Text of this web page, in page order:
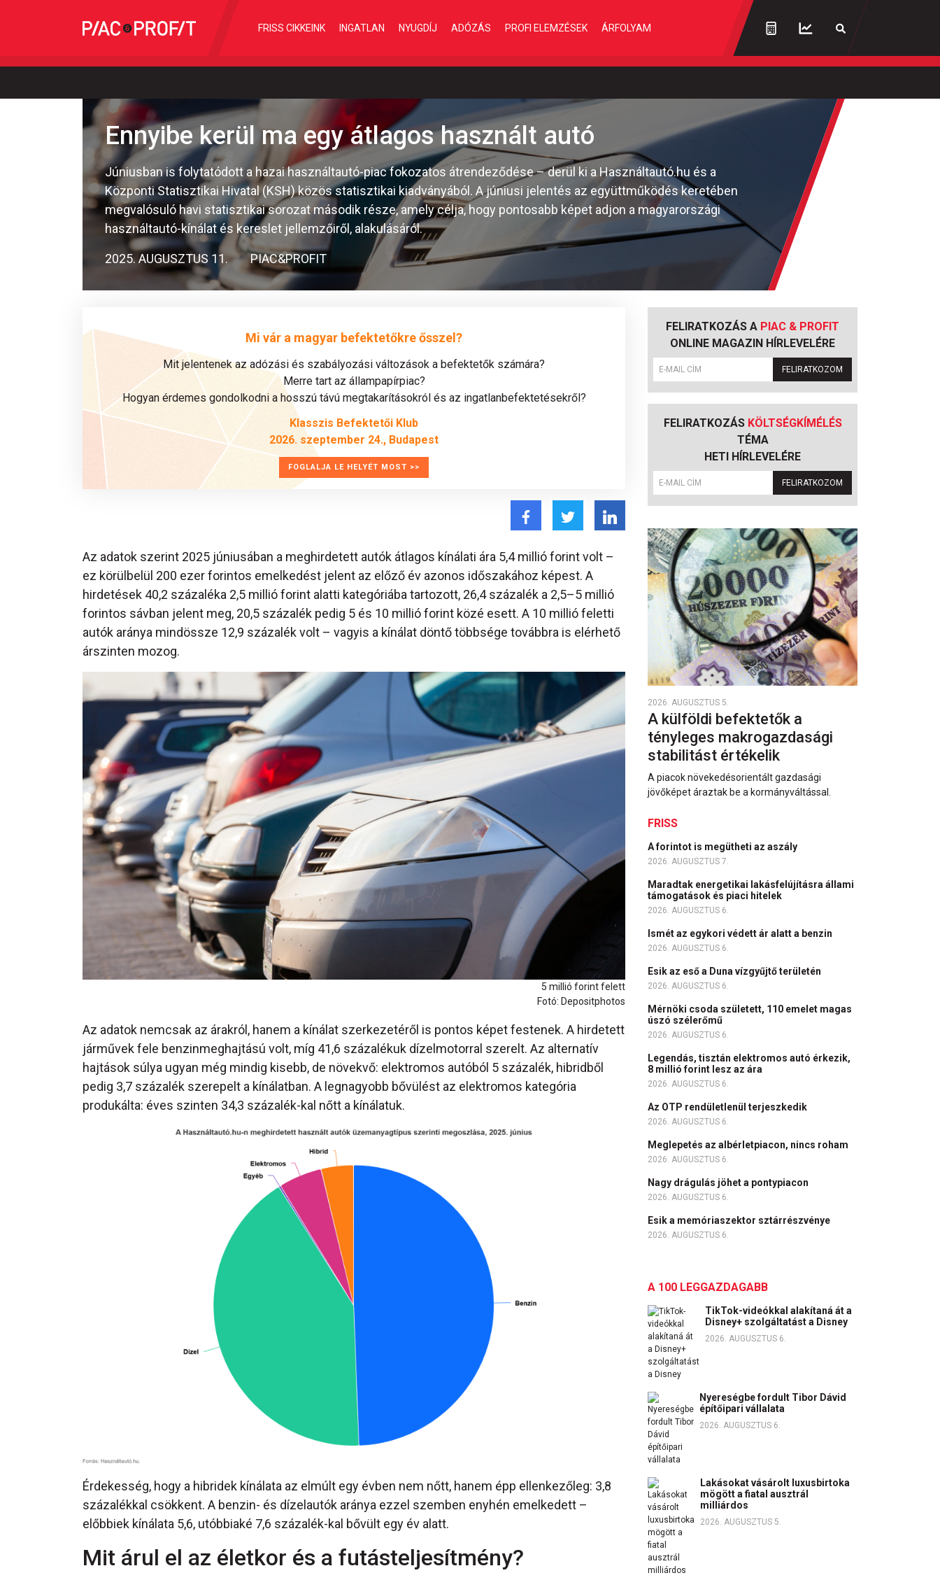
FRISS CIKKEINK INGATLAN NYUGDÍJ ADÓZÁS PROFI ELEMZÉSEK ÁRFOLYAM
Ennyibe kerül ma egy átlagos használt autó
Júniusban is folytatódott a hazai használtautó-piac fokozatos átrendeződése – derül ki a Használtautó.hu és a
Központi Statisztikai Hivatal (KSH) közös statisztikai kiadványából. A júniusi jelentés az együttműködés keretében
megvalósuló havi statisztikai sorozat második része, amely célja, hogy pontosabb képet adjon a magyarországi
használtautó-kínálat és kereslet jellemzőiről, alakulásáról.
2025. AUGUSZTUS 11. PIAC&PROFIT
Mi vár a magyar befektetőkre ősszel?
Mit jelentenek az adózási és szabályozási változások a befektetők számára?
Merre tart az állampapírpiac?
Hogyan érdemes gondolkodni a hosszú távú megtakarításokról és az ingatlanbefektetésekről?
Klasszis Befektetői Klub
2026. szeptember 24., Budapest
FOGLALJA LE HELYÉT MOST >>
Az adatok szerint 2025 júniusában a meghirdetett autók átlagos kínálati ára 5,4 millió forint volt –
ez körülbelül 200 ezer forintos emelkedést jelent az előző év azonos időszakához képest. A
hirdetések 40,2 százaléka 2,5 millió forint alatti kategóriába tartozott, 26,4 százalék a 2,5–5 millió
forintos sávban jelent meg, 20,5 százalék pedig 5 és 10 millió forint közé esett. A 10 millió feletti
autók aránya mindössze 12,9 százalék volt – vagyis a kínálat döntő többsége továbbra is elérhető
árszinten mozog.
5 millió forint felett
Fotó: Depositphotos
Az adatok nemcsak az árakról, hanem a kínálat szerkezetéről is pontos képet festenek. A hirdetett
járművek fele benzinmeghajtású volt, míg 41,6 százalékuk dízelmotorral szerelt. Az alternatív
hajtások súlya ugyan még mindig kisebb, de növekvő: elektromos autóból 5 százalék, hibridből
pedig 3,7 százalék szerepelt a kínálatban. A legnagyobb bővülést az elektromos kategória
produkálta: éves szinten 34,3 százalék-kal nőtt a kínálatuk.
Érdekesség, hogy a hibridek kínálata az elmúlt egy évben nem nőtt, hanem épp ellenkezőleg: 3,8
százalékkal csökkent. A benzin- és dízelautók aránya ezzel szemben enyhén emelkedett –
előbbiek kínálata 5,6, utóbbiaké 7,6 százalék-kal bővült egy év alatt.
Mit árul el az életkor és a futásteljesítmény?
FELIRATKOZÁS A PIAC & PROFIT
ONLINE MAGAZIN HÍRLEVELÉRE
FELIRATKOZOM
FELIRATKOZÁS KÖLTSÉGKÍMÉLÉS
TÉMA
HETI HÍRLEVELÉRE
FELIRATKOZOM
2026. AUGUSZTUS 5.
A külföldi befektetők a
tényleges makrogazdasági
stabilitást értékelik
A piacok növekedésorientált gazdasági
jövőképet áraztak be a kormányváltással.
FRISS
A forintot is megütheti az aszály
2026. AUGUSZTUS 7.
Maradtak energetikai lakásfelújításra állami
támogatások és piaci hitelek
2026. AUGUSZTUS 6.
Ismét az egykori védett ár alatt a benzin
2026. AUGUSZTUS 6.
Esik az eső a Duna vízgyűjtő területén
2026. AUGUSZTUS 6.
Mérnöki csoda született, 110 emelet magas
úszó szélerőmű
2026. AUGUSZTUS 6.
Legendás, tisztán elektromos autó érkezik,
8 millió forint lesz az ára
2026. AUGUSZTUS 6.
Az OTP rendületlenül terjeszkedik
2026. AUGUSZTUS 6.
Meglepetés az albérletpiacon, nincs roham
2026. AUGUSZTUS 6.
Nagy drágulás jöhet a pontypiacon
2026. AUGUSZTUS 6.
Esik a memóriaszektor sztárrészvénye
2026. AUGUSZTUS 6.
A 100 LEGGAZDAGABB
TikTok-videókkal alakítaná át a
Disney+ szolgáltatást a Disney
2026. AUGUSZTUS 6.
Nyereségbe fordult Tibor Dávid
építőipari vállalata
2026. AUGUSZTUS 6.
Lakásokat vásárolt luxusbirtoka
mögött a fiatal ausztrál
milliárdos
2026. AUGUSZTUS 5.